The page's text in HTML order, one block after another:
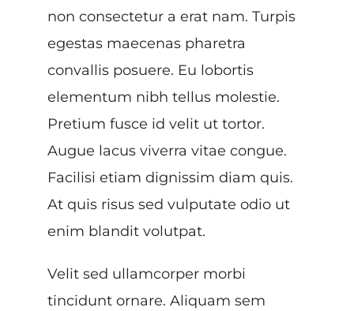
non consectetur a erat nam. Turpis
egestas maecenas pharetra
convallis posuere. Eu lobortis
elementum nibh tellus molestie.
Pretium fusce id velit ut tortor.
Augue lacus viverra vitae congue.
Facilisi etiam dignissim diam quis.
At quis risus sed vulputate odio ut
enim blandit volutpat.
Velit sed ullamcorper morbi
tincidunt ornare. Aliquam sem